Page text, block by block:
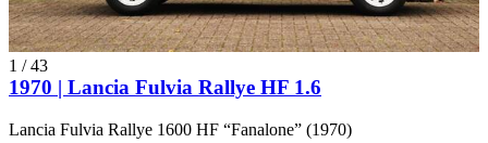
1 /43
1970 | Lancia Fulvia Rallye HF 1.6
Lancia Fulvia Rallye 1600 HF “Fanalone” (1970)